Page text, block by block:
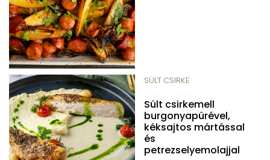
SÜLT CSIRKE
Sült csirkemell
burgonyapürével,
kéksajtos mártással
és
petrezselyemolajjal